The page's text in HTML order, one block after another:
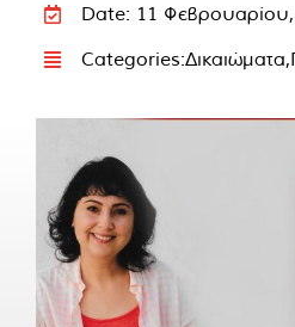
Date: 11
Categories:Δικαιώματα,